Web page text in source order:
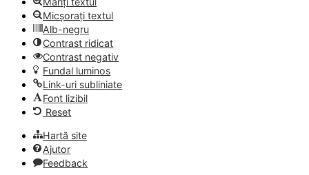
Micșorați textul
Alb-negru
Contrast ridicat
Contrast negativ
Fundal luminos
Link-uri subliniate
Font lizibil
Reset
Hartă site
Ajutor
Feedback